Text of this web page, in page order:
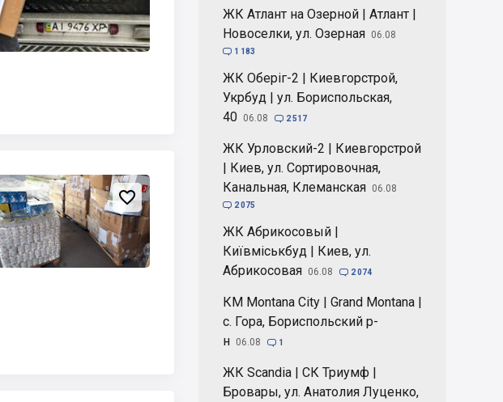

ЖК Атлант на Озерной | Атлант |
Новоселки, ул. Озерная 06.08
 1 183
ЖК Оберіг-2 | Киевгорстрой,
Укрбуд | ул. Бориспольская,
40 06.08  2 517
ЖК Урловский-2 | Киевгорстрой
| Киев, ул. Сортировочная,
Канальная, Клеманская 06.08
 2 075
ЖК Абрикосовый |
Київміськбуд | Киев, ул.
Абрикосовая 06.08  2 074
КМ Montana City | Grand Montana |
с. Гора, Бориспольский р-
н 06.08  1
ЖК Scandia | СК Триумф |
Бровары, ул. Анатолия Луценко,